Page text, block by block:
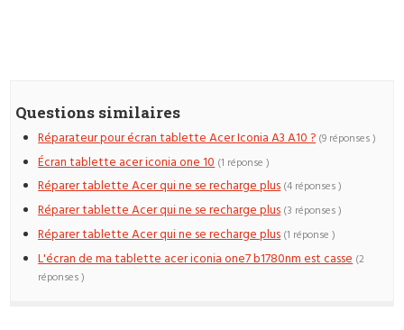
Questions similaires
Réparateur pour écran tablette Acer Iconia A3 A10 ? (9 réponses )
Écran tablette acer iconia one 10 (1 réponse )
Réparer tablette Acer qui ne se recharge plus (4 réponses )
Réparer tablette Acer qui ne se recharge plus (3 réponses )
Réparer tablette Acer qui ne se recharge plus (1 réponse )
L'écran de ma tablette acer iconia one7 b1780nm est casse (2
réponses )